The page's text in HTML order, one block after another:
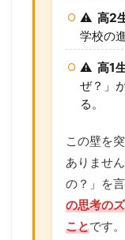
⚠️ 高2
学校の
⚠️ 高1
ぜ？」
る。
この壁を
ありませ
の？」を
の思考の
ことです。